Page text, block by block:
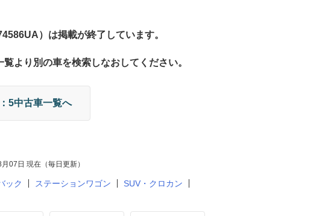
）は掲載が終了しています。
より別の車を検索しなおしてください。
5中古車一覧へ
07日 現在（毎日更新）
ック ステーションワゴン
SUV・クロカン